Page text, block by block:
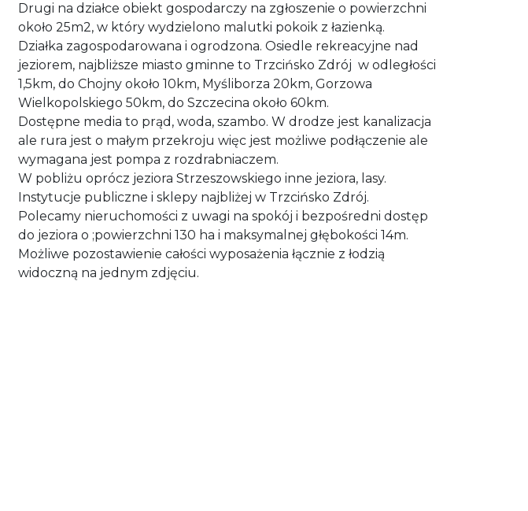
Drugi na działce obiekt gospodarczy na zgłoszenie o powierzchni
około 25m2, w który wydzielono malutki pokoik z łazienką.
Działka zagospodarowana i ogrodzona. Osiedle rekreacyjne nad
jeziorem, najbliższe miasto gminne to Trzcińsko Zdrój w odległości
1,5km, do Chojny około 10km, Myśliborza 20km, Gorzowa
Wielkopolskiego 50km, do Szczecina około 60km.
Dostępne media to prąd, woda, szambo. W drodze jest kanalizacja
ale rura jest o małym przekroju więc jest możliwe podłączenie ale
wymagana jest pompa z rozdrabniaczem.
W pobliżu oprócz jeziora Strzeszowskiego inne jeziora, lasy.
Instytucje publiczne i sklepy najbliżej w Trzcińsko Zdrój.
Polecamy nieruchomości z uwagi na spokój i bezpośredni dostęp
do jeziora o ;powierzchni 130 ha i maksymalnej głębokości 14m.
Możliwe pozostawienie całości wyposażenia łącznie z łodzią
widoczną na jednym zdjęciu.